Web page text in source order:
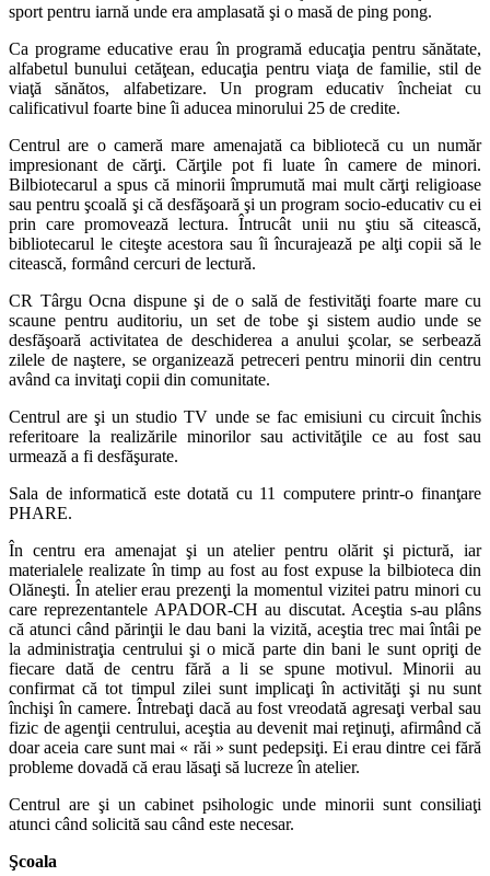
sport pentru iarnă unde era amplasată şi o masă de ping pong.
Ca programe educative erau în programă educaţia pentru sănătate,
alfabetul bunului cetăţean, educaţia pentru viaţa de familie, stil de
viaţă sănătos, alfabetizare. Un program educativ încheiat cu
calificativul foarte bine îi aducea minorului 25 de credite.
Centrul are o cameră mare amenajată ca bibliotecă cu un număr
impresionant de cărţi. Cărţile pot fi luate în camere de minori.
Bilbiotecarul a spus că minorii împrumută mai mult cărţi religioase
sau pentru şcoală şi că desfăşoară şi un program socio-educativ cu ei
prin care promovează lectura. Întrucât unii nu ştiu să citească,
bibliotecarul le citeşte acestora sau îi încurajează pe alţi copii să le
citească, formând cercuri de lectură.
CR Târgu Ocna dispune şi de o sală de festivităţi foarte mare cu
scaune pentru auditoriu, un set de tobe şi sistem audio unde se
desfăşoară activitatea de deschiderea a anului şcolar, se serbează
zilele de naştere, se organizează petreceri pentru minorii din centru
având ca invitaţi copii din comunitate.
Centrul are şi un studio TV unde se fac emisiuni cu circuit închis
referitoare la realizările minorilor sau activităţile ce au fost sau
urmează a fi desfăşurate.
Sala de informatică este dotată cu 11 computere printr-o finanţare
PHARE.
În centru era amenajat şi un atelier pentru olărit şi pictură, iar
materialele realizate în timp au fost au fost expuse la bilbioteca din
Olăneşti. În atelier erau prezenţi la momentul vizitei patru minori cu
care reprezentantele APADOR-CH au discutat. Aceştia s-au plâns
că atunci când părinţii le dau bani la vizită, aceştia trec mai întâi pe
la administraţia centrului şi o mică parte din bani le sunt opriţi de
fiecare dată de centru fără a li se spune motivul. Minorii au
confirmat că tot timpul zilei sunt implicaţi în activităţi şi nu sunt
închişi în camere. Întrebaţi dacă au fost vreodată agresaţi verbal sau
fizic de agenţii centrului, aceştia au devenit mai reţinuţi, afirmând că
doar aceia care sunt mai « răi » sunt pedepsiţi. Ei erau dintre cei fără
probleme dovadă că erau lăsaţi să lucreze în atelier.
Centrul are şi un cabinet psihologic unde minorii sunt consiliaţi
atunci când solicită sau când este necesar.
Şcoala